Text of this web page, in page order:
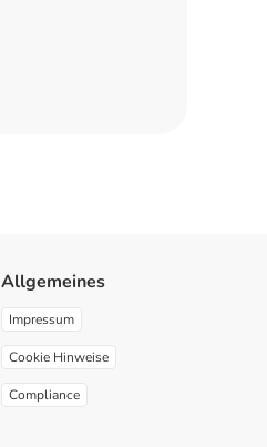
Allgemeines
Impressum
Cookie Hinweise
Compliance